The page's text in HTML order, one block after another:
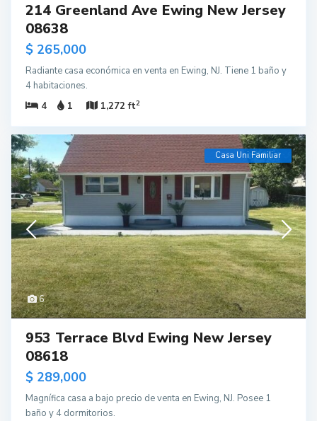
214 Greenland Ave Ewing New Jersey
08638
$ 265,000
Radiante casa económica en venta en Ewing, NJ. Tiene 1 baño y
4 habitaciones.
4
1 1,272 ft2
6
Casa Uni Familiar
953 Terrace Blvd Ewing New Jersey
08618
$ 289,000
Magnífica casa a bajo precio de venta en Ewing, NJ. Posee 1
baño y 4 dormitorios.